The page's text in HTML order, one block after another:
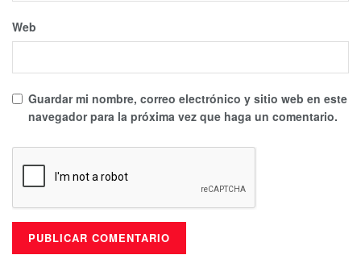
Web
Guardar mi nombre, correo electrónico y sitio web en este
navegador para la próxima vez que haga un comentario.